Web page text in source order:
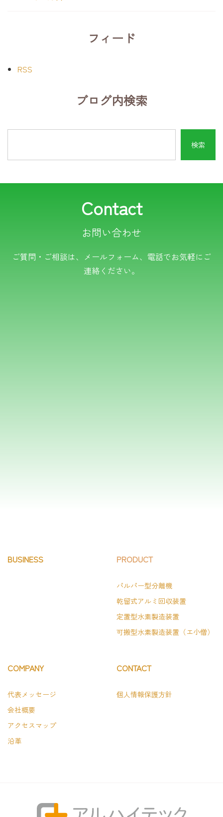
フィード
RSS
ブログ内検索
Contact
お問い合わせ
ご質問・ご相談は、メールフォーム、電話でお気軽にご
連絡ください。
電話でのお問い合わせ
BUSINESS PRODUCT
パルパー型分離機
乾留式アルミ回収装置
定置型水素製造装置
可搬型水素製造装置（エ小僧）
COMPANY
代表メッセージ
会社概要
アクセスマップ
沿革
CONTACT
個人情報保護方針